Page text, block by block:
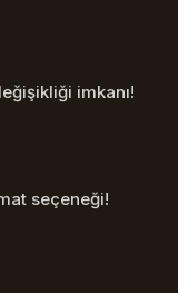
imkanı!
seçeneği!